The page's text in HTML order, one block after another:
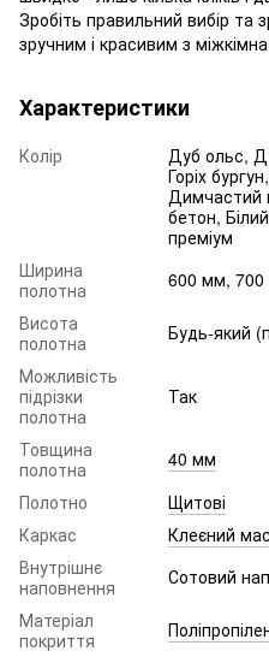
Зробіть правильний вибір та
зручним і красивим з
Характеристики
Колір
Дуб ольс,
Горіх
Димчастий
бетон,
преміум
Ширина
полотна
600 мм,
Висота
полотна
Будь-який
Можливість
підрізки
полотна
Так
Товщина
полотна
40 мм
Полотно
Щитові
Каркас
Клеєний
Внутрішнє
наповнення
Сотовий
Матеріал
покриття